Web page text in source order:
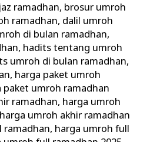
ramadhan, brosur umroh
ramadhan, dalil umroh
di bulan ramadhan,
, hadits tentang umroh
umroh di bulan ramadhan,
, harga paket umroh
paket umroh ramadhan
ramadhan, harga umroh
harga umroh akhir ramadhan
ramadhan, harga umroh full